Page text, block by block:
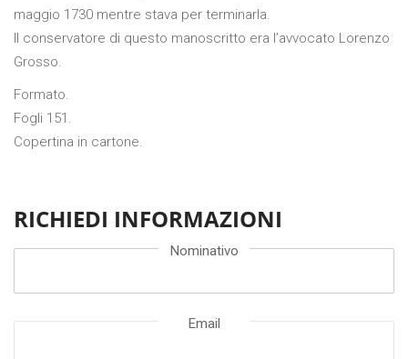
maggio 1730 mentre stava per terminarla.
Il conservatore di questo manoscritto era l’avvocato Lorenzo
Grosso.
Formato.
Fogli 151.
Copertina in cartone.
RICHIEDI INFORMAZIONI
Nominativo
Email